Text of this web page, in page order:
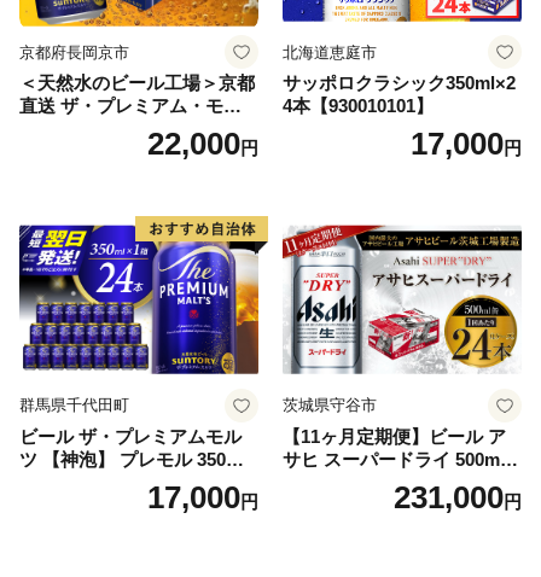
京都府長岡京市
＜天然水のビール工場＞京都
直送 ザ・プレミアム・モル
ツ 350ml×24本 プレモル [149
22,000円
北海道恵庭市
サッポロクラシック350ml×2
4本【930010101】
17,000円
群馬県千代田町
ビール ザ・プレミアムモル
ツ 【神泡】 プレモル 350ml
× 24本 サントリー〈天然水の
ビール工場〉群馬※沖縄・離
17,000円
茨城県守谷市
【11ヶ月定期便】ビール ア
サヒ スーパードライ 500ml 2
4本 1ケース×11ヶ月 | アサヒ
ビール 究極の辛口 酒 お酒 ア
231,000円